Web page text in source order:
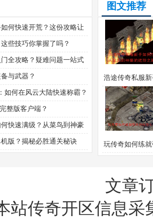
何快速开荒？这份攻略让
些技巧你掌握了吗？
全攻略？疑难问题一站式
与武器？
如何在风云大陆快速称霸？
整版客户端？
快速满级？从菜鸟到神豪
版？揭秘必胜通关秘诀
图文推荐
浩途传奇私服
快速满级？从
豪的进阶之路
玩传奇如何练
文章
站传奇开区信息